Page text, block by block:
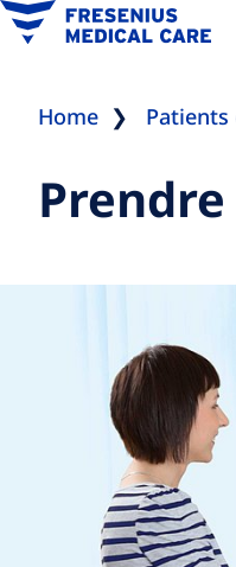
Home